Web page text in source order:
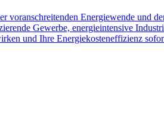
Energiewende und
Gewerbe, energieintensive
und Ihre Energiekosteneffizienz